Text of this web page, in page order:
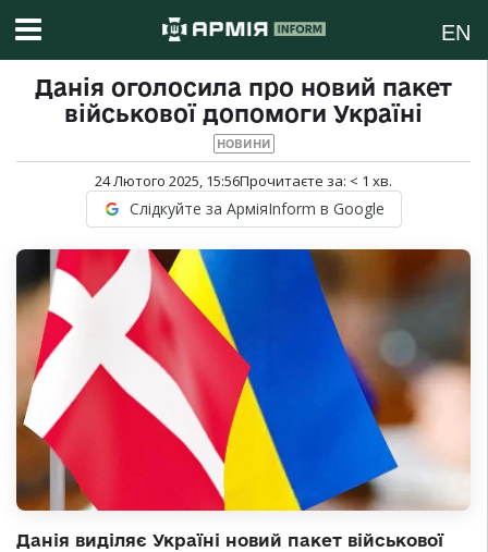
EN
Данія оголосила про новий пакет
військової допомоги Україні
НОВИНИ
24 Лютого 2025, 15:56Прочитаєте за: < 1 хв.
Слідкуйте за АрміяInform в Google
Данія виділяє Україні новий пакет військової